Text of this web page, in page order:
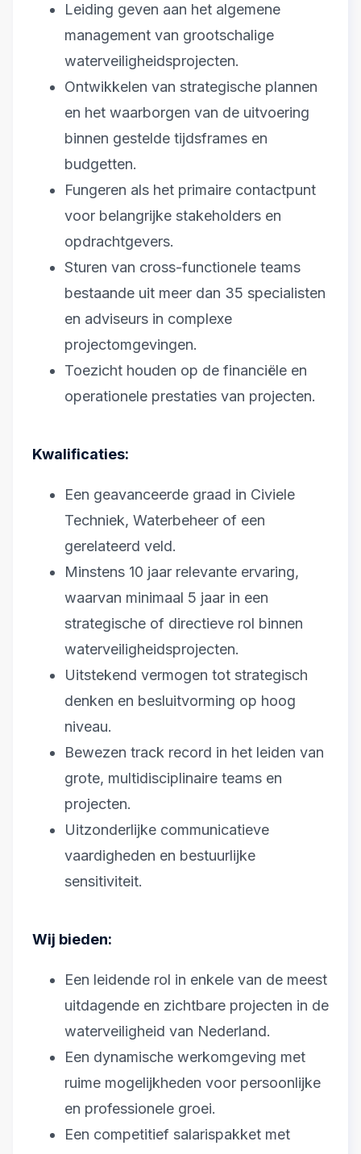
Leiding geven aan het algemene
management van grootschalige
waterveiligheidsprojecten.
Ontwikkelen van strategische plannen
en het waarborgen van de uitvoering
binnen gestelde tijdsframes en
budgetten.
Fungeren als het primaire contactpunt
voor belangrijke stakeholders en
opdrachtgevers.
Sturen van cross-functionele teams
bestaande uit meer dan 35 specialisten
en adviseurs in complexe
projectomgevingen.
Toezicht houden op de financiële en
operationele prestaties van projecten.
Kwalificaties:
Een geavanceerde graad in Civiele
Techniek, Waterbeheer of een
gerelateerd veld.
Minstens 10 jaar relevante ervaring,
waarvan minimaal 5 jaar in een
strategische of directieve rol binnen
waterveiligheidsprojecten.
Uitstekend vermogen tot strategisch
denken en besluitvorming op hoog
niveau.
Bewezen track record in het leiden van
grote, multidisciplinaire teams en
projecten.
Uitzonderlijke communicatieve
vaardigheden en bestuurlijke
sensitiviteit.
Wij bieden:
Een leidende rol in enkele van de meest
uitdagende en zichtbare projecten in de
waterveiligheid van Nederland.
Een dynamische werkomgeving met
ruime mogelijkheden voor persoonlijke
en professionele groei.
Een competitief salarispakket met